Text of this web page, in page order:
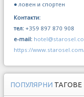
● ловен и спортен
Контакти:
тел: +359 897 870 908
e-mail:
https://
ПОПУЛЯРНИ ТАГОВЕ